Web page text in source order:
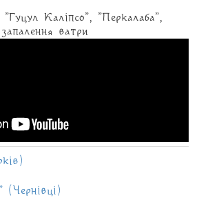
"Гуцул Каліпсо", "Перкалаба",
запалення ватри
(Чернівці)